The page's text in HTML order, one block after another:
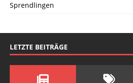
Sprendlingen
LETZTE BEITRÄGE